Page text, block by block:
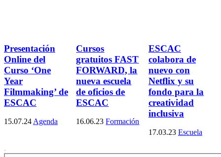
Presentación
Online del
Curso ‘One
Year
Filmmaking’ de
ESCAC
15.07.24 Agenda
Cursos
gratuitos FAST
FORWARD, la
nueva escuela
de oficios de
ESCAC
16.06.23 Formación
ESCAC
colabora de
nuevo con
Netflix y su
fondo para la
creatividad
inclusiva
17.03.23 Escuela